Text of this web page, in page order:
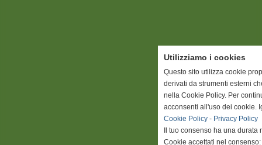
Utilizziamo i cookies
Questo sito utilizza cookie
derivati da strumenti esterni
nella Cookie Policy. Per
acconsenti all'uso dei cookie.
Cookie Policy - Privacy Policy
Il tuo consenso ha una durata
Cookie accettati nel